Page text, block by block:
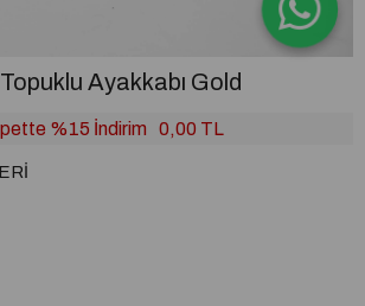
Ayakkabı Gold
%15 İndirim 0,00 TL